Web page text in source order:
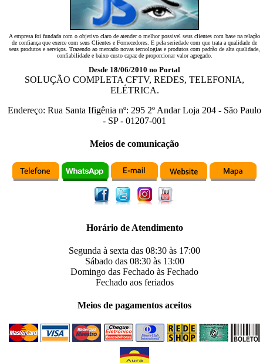
A empresa foi fundada com o objetivo claro de atender o melhor possivel seus clientes com base na relação
de confiança que exerce com seus Clientes e Fornecedores. E pela seriedade com que trata a qualidade de
seus produtos e serviços. Trazendo ao mercado novas tecnologias e produtos com padrão de alta qualidade,
confiabilidade e baixo custo capaz de proporcionar valor agregado.
Desde 18/06/2010 no Portal
SOLUÇÃO COMPLETA CFTV, REDES, TELEFONIA,
ELÉTRICA.
Endereço: Rua Santa Ifigênia nº: 295 2º Andar Loja 204 - São Paulo
- SP- 01207-001
Meios de comunicação
Horário de Atendimento
Segunda à sexta das 08:30 às 17:00
Sábado das 08:30às 13:00
Domingo das Fechado às Fechado
Fechadoaos feriados
Meios de pagamentos aceitos